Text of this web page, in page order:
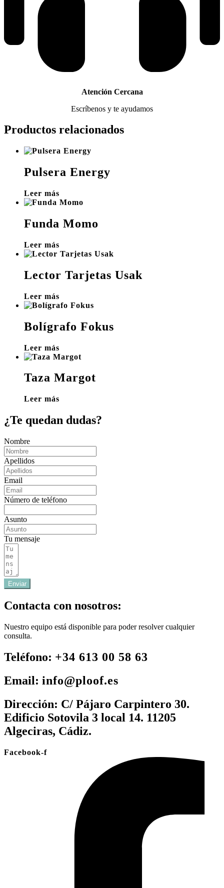
Atención Cercana
Escríbenos y te ayudamos
Productos relacionados
Pulsera Energy
Leer más
Funda Momo
Leer más
Lector Tarjetas Usak
Leer más
Bolígrafo Fokus
Leer más
Taza Margot
Leer más
¿Te quedan dudas?
Nombre
Apellidos
Email
Número de teléfono
Asunto
Tu mensaje
Enviar
Contacta con nosotros:
Nuestro equipo está disponible para poder resolver cualquier
consulta.
Teléfono: +34 613 00 58 63
Email: info@ploof.es
Dirección: C/ Pájaro Carpintero 30.
Edificio Sotovila 3 local 14. 11205
Algeciras, Cádiz.
Facebook-f